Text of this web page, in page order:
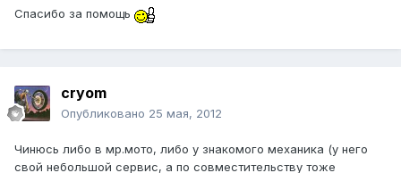
Спасибо за помощь
cryom
Опубликовано 25 мая, 2012
Чинюсь либо в мр.мото, либо у знакомого механика (у него
свой небольшой сервис, а по совместительству тоже